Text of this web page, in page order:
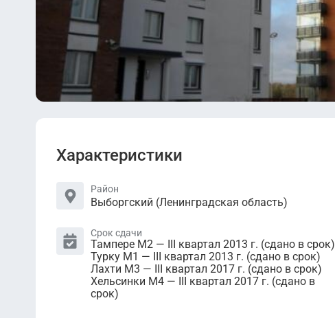
Характеристики
Район
Выборгский (Ленинградская область)
Срок сдачи
Тампере М2 — III квартал 2013 г. (сдано в срок)
Турку М1 — III квартал 2013 г. (сдано в срок)
Лахти М3 — III квартал 2017 г. (сдано в срок)
Хельсинки М4 — III квартал 2017 г. (сдано в
срок)